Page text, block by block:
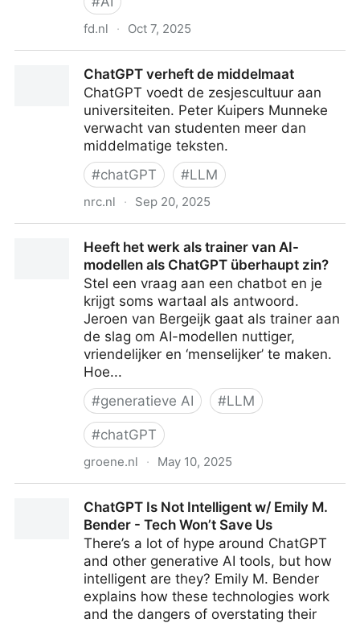
fd.nl · Oct 7, 2025
taalmodellen werken, ook de bedrijven erachter niet’
ChatGPT verheft de middelmaat
ChatGPT voedt de zesjescultuur aan
universiteiten. Peter Kuipers Munneke
verwacht van studenten meer dan
middelmatige teksten.
#chatGPT #LLM
nrc.nl · Sep 20, 2025
Heeft het werk als trainer van AI-
modellen als ChatGPT überhaupt zin?
Stel een vraag aan een chatbot en je
krijgt soms wartaal als antwoord.
Jeroen van Bergeijk gaat als trainer aan
de slag om AI-modellen nuttiger,
vriendelijker en ‘menselijker’ te maken.
Hoe...
#generatieve AI #LLM
#chatGPT
groene.nl · May 10, 2025
ChatGPT überhaupt zin?
ChatGPT Is Not Intelligent w/ Emily M.
Bender - Tech Won’t Save Us
There’s a lot of hype around ChatGPT
and other generative AI tools, but how
intelligent are they? Emily M. Bender
explains how these technologies work
and the dangers of overstating their